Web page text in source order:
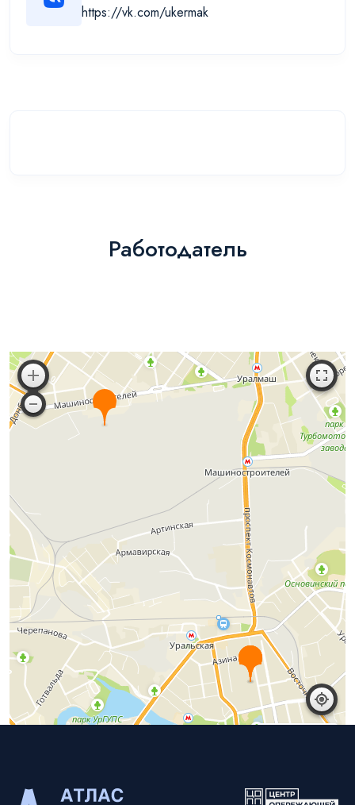
https://vk.com/ukermak
Работодатель